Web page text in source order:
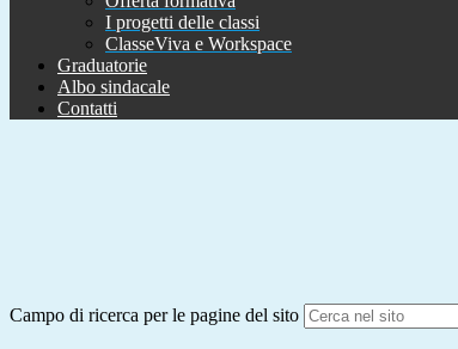
I progetti delle classi
ClasseViva e Workspace
Graduatorie
Albo sindacale
Contatti
Campo di ricerca per le pagine del sito